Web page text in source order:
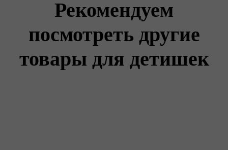
Рекомендуем
посмотреть другие
товары для детишек